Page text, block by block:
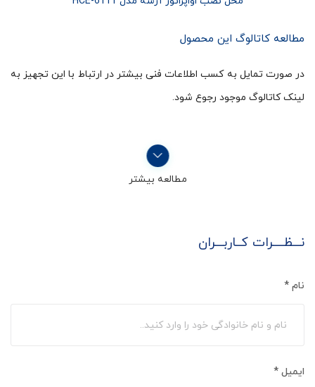
مطالعه کاتالوگ این محصول
در صورت تمایل به کسب اطلاعات فنی بیشتر در ارتباط با این تجهیز به
لینک کاتالوگ موجود رجوع شود.
مطالعه بیشتر
نـــظــــرات کــاربـــران
نام *
ایمیل *